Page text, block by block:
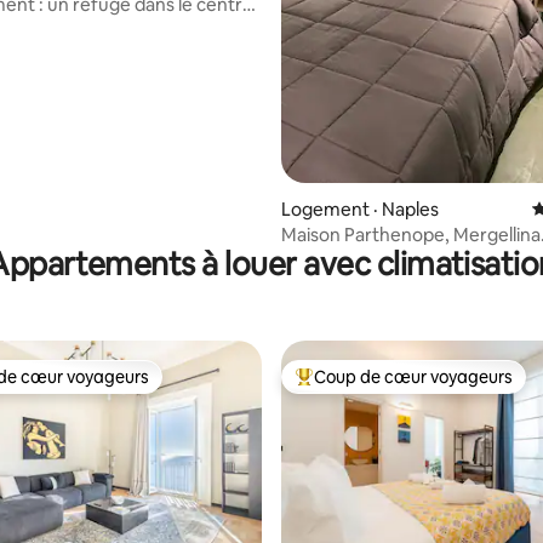
Logement · Naples
Maison Parthenope, Mergellina.
à louer avec
cœur voyageurs parmi les plus aimés
cœur voyageurs Coup de cœur voyageurs
Coup de cœur voyageurs